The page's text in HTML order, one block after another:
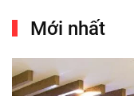
Mới nhất